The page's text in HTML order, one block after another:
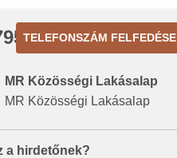
TELEFONSZÁM FELFEDÉSE
MR Közösségi Lakásalap
MR Közösségi Lakásalap
a hirdetőnek?